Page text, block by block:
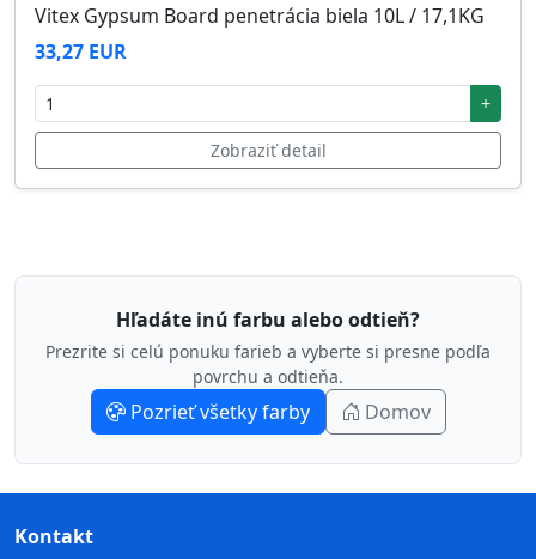
Vitex Gypsum Board penetrácia biela 10L / 17,1KG
33,27 EUR
+
Zobraziť detail
Hľadáte inú farbu alebo odtieň?
Prezrite si celú ponuku farieb a vyberte si presne podľa
povrchu a odtieňa.
Pozrieť všetky farby Domov
Kontakt